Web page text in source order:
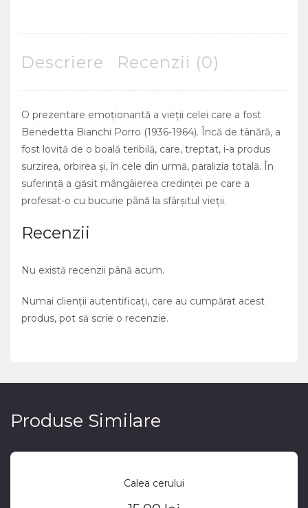
Descriere Recenzii (0)
O prezentare emoţionantă a vieţii celei care a fost
Benedetta Bianchi Porro (1936-1964). Încă de tânără, a
fost lovită de o boală teribilă, care, treptat, i-a produs
surzirea, orbirea şi, în cele din urmă, paralizia totală. În
suferinţă a găsit mângâierea credinţei pe care a
profesat-o cu bucurie până la sfârşitul vieţii.
Recenzii
Nu există recenzii până acum.
Numai clienții autentificați, care au cumpărat acest
produs, pot să scrie o recenzie.
Produse Similare
Calea cerului